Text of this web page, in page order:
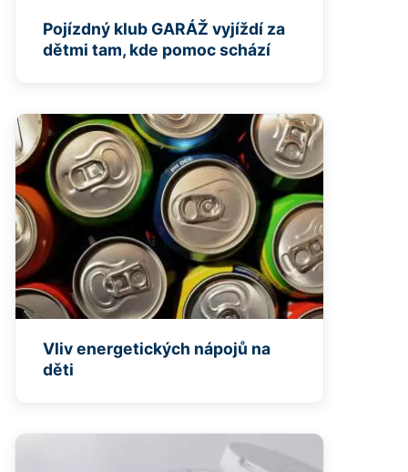
Pojízdný klub GARÁŽ vyjíždí za
dětmi tam, kde pomoc schází
Vliv energetických nápojů na
děti